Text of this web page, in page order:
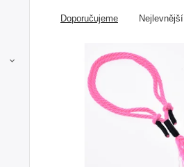
Doporučujeme Nejlevnější